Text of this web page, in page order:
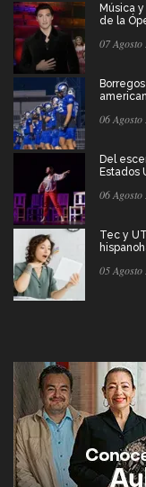
Música
de la
07 Agosto
06 Agosto
Del
Estados
06 Agosto
Tec y
05 Agosto